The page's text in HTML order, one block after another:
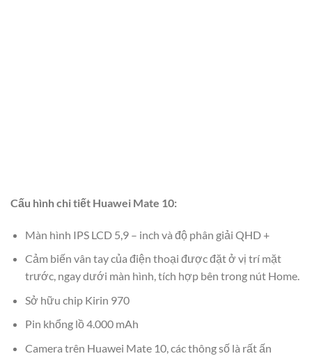
Cấu hình chi tiết Huawei Mate 10:
Màn hình IPS LCD 5,9 – inch và độ phân giải QHD +
Cảm biến vân tay của điện thoại được đặt ở vị trí mặt
trước, ngay dưới màn hình, tích hợp bên trong nút Home.
Sở hữu chip Kirin 970
Pin khổng lồ 4.000 mAh
Camera trên Huawei Mate 10, các thông số là rất ấn